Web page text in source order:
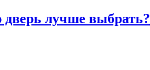
лучше выбрать?